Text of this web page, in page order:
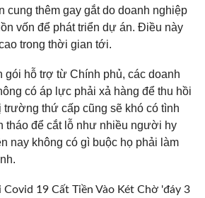
cung thêm gay gắt do doanh nghiệp
vốn để phát triển dự án. Điều này
trong thời gian tới.
gói hỗ trợ từ Chính phủ, các doanh
có áp lực phải xả hàng để thu hồi
trường thứ cấp cũng sẽ khó có tình
tháo để cắt lỗ như nhiều người hy
nay không có gì buộc họ phải làm